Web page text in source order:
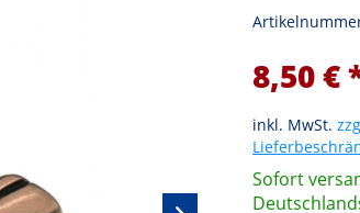
8,50 €
inkl. MwSt.
Sofort